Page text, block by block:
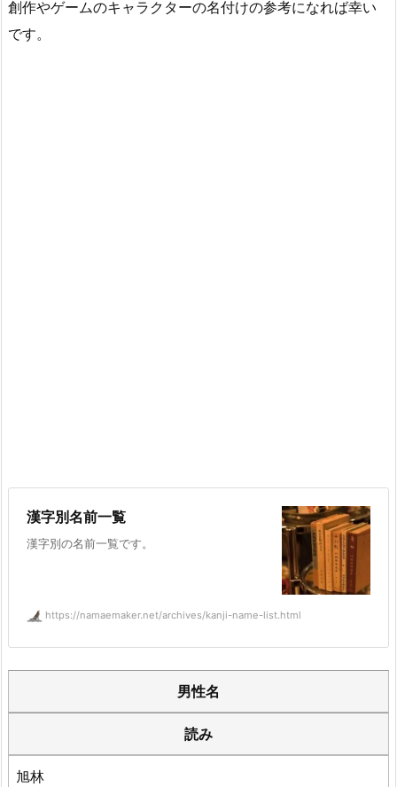
創作やゲームのキャラクターの名付けの参考になれば幸い
です。
漢字別名前一覧
漢字別の名前一覧です。
https://namaemaker.net/archives/kanji-name-list.html
男性名
読み
旭林